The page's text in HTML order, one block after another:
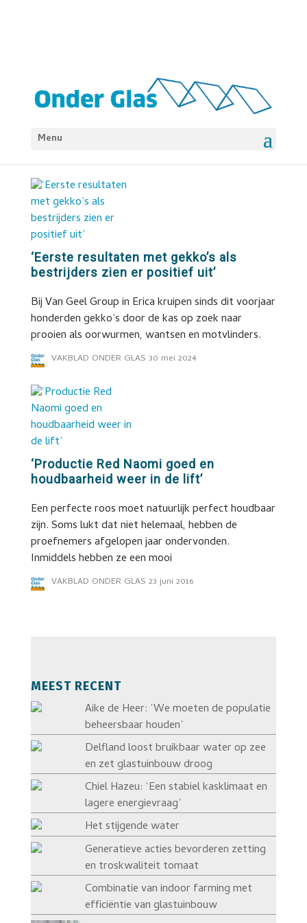
Menu
‘Eerste resultaten met gekko’s als
bestrijders zien er positief uit’
Bij Van Geel Group in Erica kruipen sinds dit voorjaar
honderden gekko’s door de kas op zoek naar
prooien als oorwurmen, wantsen en motvlinders.
VAKBLAD ONDER GLAS 30 mei 2024
‘Productie Red Naomi goed en
houdbaarheid weer in de lift’
Een perfecte roos moet natuurlijk perfect houdbaar
zijn. Soms lukt dat niet helemaal, hebben de
proefnemers afgelopen jaar ondervonden.
Inmiddels hebben ze een mooi
VAKBLAD ONDER GLAS 23 juni 2016
MEEST RECENT
Aike de Heer: ‘We moeten de populatie
beheersbaar houden’
Delfland loost bruikbaar water op zee
en zet glastuinbouw droog
Chiel Hazeu: ‘Een stabiel kasklimaat en
lagere energievraag’
Het stijgende water
Generatieve acties bevorderen zetting
en troskwaliteit tomaat
Combinatie van indoor farming met
efficiëntie van glastuinbouw